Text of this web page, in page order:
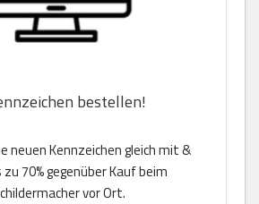
bestellen!
neuen Kennzeichen gleich mit &
70% gegenüber Kauf beim
vor Ort.